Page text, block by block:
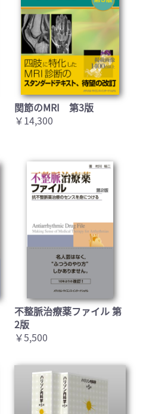
関節のMRI 第3版
￥14,300
不整脈治療薬ファイル 第
2版
￥5,500